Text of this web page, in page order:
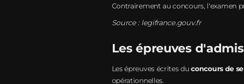
Contrairement au concours, l'examen
Source : legifrance.gouv.fr
Les épreuves
Les épreuves écrites duconcours de
opérationnelles.